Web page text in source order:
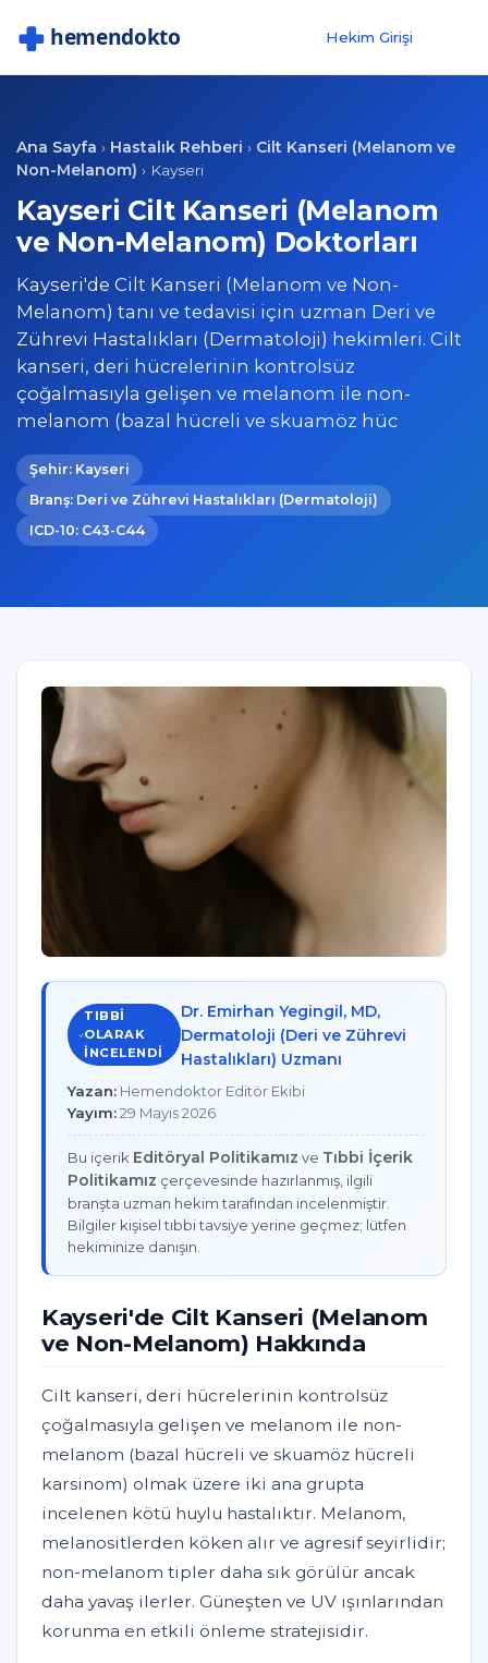
Hekim Girişi
Ana Sayfa › Hastalık Rehberi › Cilt Kanseri (Melanom ve
Non-Melanom) › Kayseri
Kayseri Cilt Kanseri (Melanom
ve Non-Melanom) Doktorları
Kayseri'de Cilt Kanseri (Melanom ve Non-
Melanom) tanı ve tedavisi için uzman Deri ve
Zührevi Hastalıkları (Dermatoloji) hekimleri. Cilt
kanseri, deri hücrelerinin kontrolsüz
çoğalmasıyla gelişen ve melanom ile non-
melanom (bazal hücreli ve skuamöz hüc
Şehir: Kayseri
Branş: Deri ve Zührevi Hastalıkları (Dermatoloji)
ICD-10: C43-C44
TIBBI
OLARAK
INCELENDI
Dr. Emirhan Yegingil, MD,
Dermatoloji (Deri ve Zührevi
Hastalıkları) Uzmanı
Yazan: Hemendoktor Editör Ekibi
Yayım:29 Mayıs 2026
Bu içerik Editöryal Politikamız ve Tıbbi İçerik
Politikamız çerçevesinde hazırlanmış, ilgili
branşta uzman hekim tarafından incelenmiştir.
Bilgiler kişisel tıbbi tavsiye yerine geçmez; lütfen
hekiminize danışın.
Kayseri'de Cilt Kanseri (Melanom
ve Non-Melanom) Hakkında
Cilt kanseri, deri hücrelerinin kontrolsüz
çoğalmasıyla gelişen ve melanom ile non-
melanom (bazal hücreli ve skuamöz hücreli
karsinom) olmak üzere iki ana grupta
incelenen kötü huylu hastalıktır. Melanom,
melanositlerden köken alır ve agresif seyirlidir;
non-melanom tipler daha sık görülür ancak
daha yavaş ilerler. Güneşten ve UV ışınlarından
korunma en etkili önleme stratejisidir.